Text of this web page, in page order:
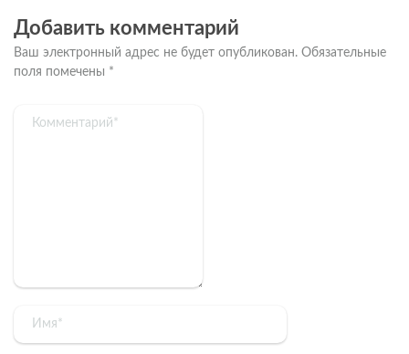
Добавить комментарий
Ваш электронный адрес не будет опубликован. Обязательные
поля помечены *